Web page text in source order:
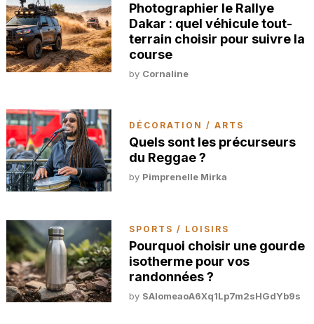
Photographier le Rallye
Dakar : quel véhicule tout-
terrain choisir pour suivre la
course
by Cornaline
DÉCORATION / ARTS
Quels sont les précurseurs
du Reggae ?
by Pimprenelle Mirka
SPORTS / LOISIRS
Pourquoi choisir une gourde
isotherme pour vos
randonnées ?
by SAlomeaoA6Xq1Lp7m2sHGdYb9s